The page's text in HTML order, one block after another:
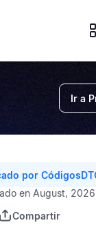
Ir a
por
en August, 2026
Compartir